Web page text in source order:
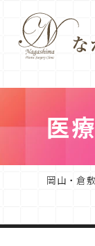
医
岡山・倉